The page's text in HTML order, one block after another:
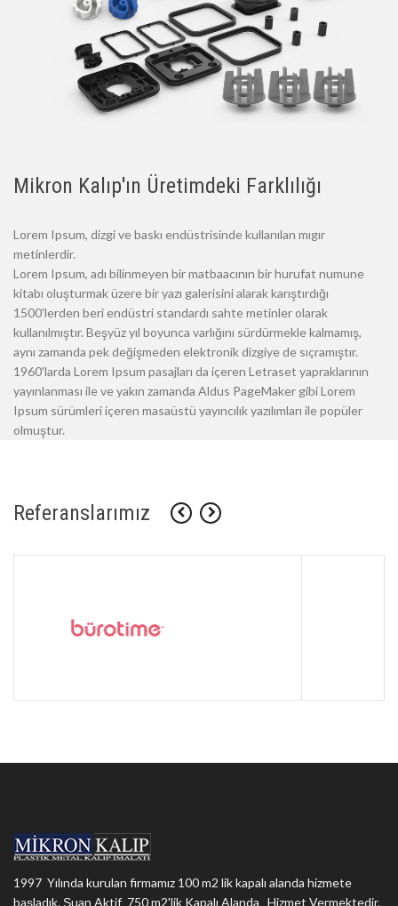
Mikron Kalıp'ın Üretimdeki Farklılığı
Lorem Ipsum, dizgi ve baskı endüstrisinde kullanılan mıgır
metinlerdir.
Lorem Ipsum, adı bilinmeyen bir matbaacının bir hurufat numune
kitabı oluşturmak üzere bir yazı galerisini alarak karıştırdığı
1500'lerden beri endüstri standardı sahte metinler olarak
kullanılmıştır. Beşyüz yıl boyunca varlığını sürdürmekle kalmamış,
aynı zamanda pek değişmeden elektronik dizgiye de sıçramıştır.
1960'larda Lorem Ipsum pasajları da içeren Letraset yapraklarının
yayınlanması ile ve yakın zamanda Aldus PageMaker gibi Lorem
Ipsum sürümleri içeren masaüstü yayıncılık yazılımları ile popüler
olmuştur.
Referanslarımız
1997 Yılında kurulan firmamız 100 m2 lik kapalı alanda hizmete
başladık. Şuan Aktif 750 m2'lik Kapalı Alanda Hizmet Vermektedir.